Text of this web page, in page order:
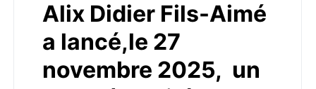
Alix Didier Fils-Aimé
a lancé,le 27
novembre 2025, un